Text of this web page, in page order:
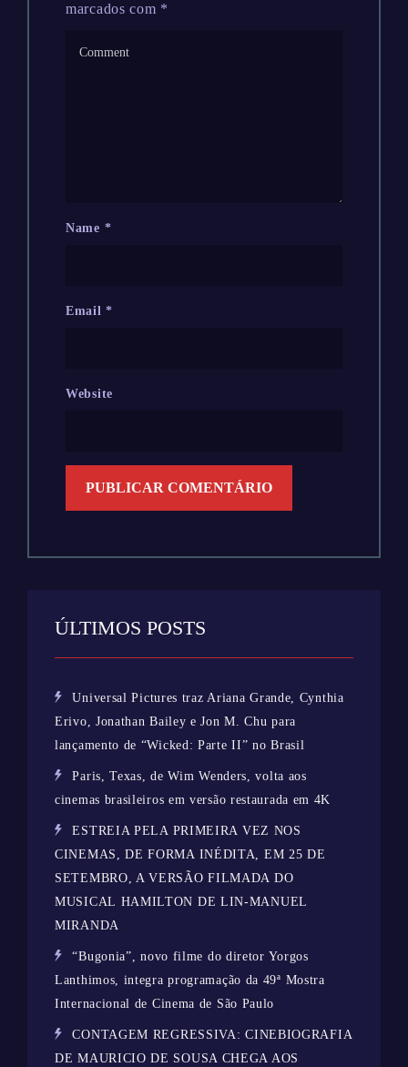
marcados com *
Name *
Email*
Website
ÚLTIMOS POSTS
Universal Pictures traz Ariana Grande, Cynthia
Erivo, Jonathan Bailey e Jon M. Chu para
lançamento de “Wicked: Parte II” no Brasil
Paris, Texas, de Wim Wenders, volta aos
cinemas brasileiros em versão restaurada em 4K
ESTREIA PELA PRIMEIRA VEZ NOS
CINEMAS, DE FORMA INÉDITA, EM 25 DE
SETEMBRO, A VERSÃO FILMADA DO
MUSICAL HAMILTON DE LIN-MANUEL
MIRANDA
“Bugonia”, novo filme do diretor Yorgos
Lanthimos, integra programação da 49ª Mostra
Internacional de Cinema de São Paulo
CONTAGEM REGRESSIVA: CINEBIOGRAFIA
DE MAURICIO DE SOUSA CHEGA AOS